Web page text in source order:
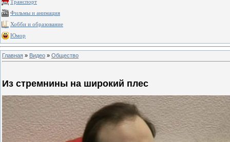
Транспорт
Фильмы и анимация
Хобби и образование
Юмор
Главная » Видео » Общество
Из стремнины на широкий плес